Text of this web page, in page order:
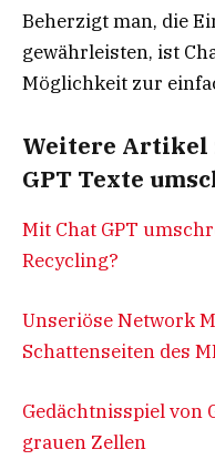
Beherzigt man, die
gewährleisten, ist
Möglichkeit zur
Weitere Artikel
GPT Texte
Mit Chat GPT
Recycling?
Unseriöse Network
Schattenseiten des
Gedächtnisspiel von
grauen Zellen